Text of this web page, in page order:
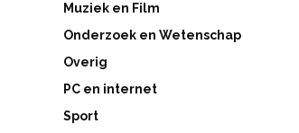
Muziek en Film
Onderzoek en Wetenschap
Overig
PC en internet
Sport